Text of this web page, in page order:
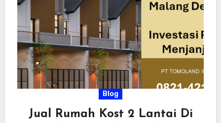
Blog
Jual Rumah Kost 2 Lantai Di